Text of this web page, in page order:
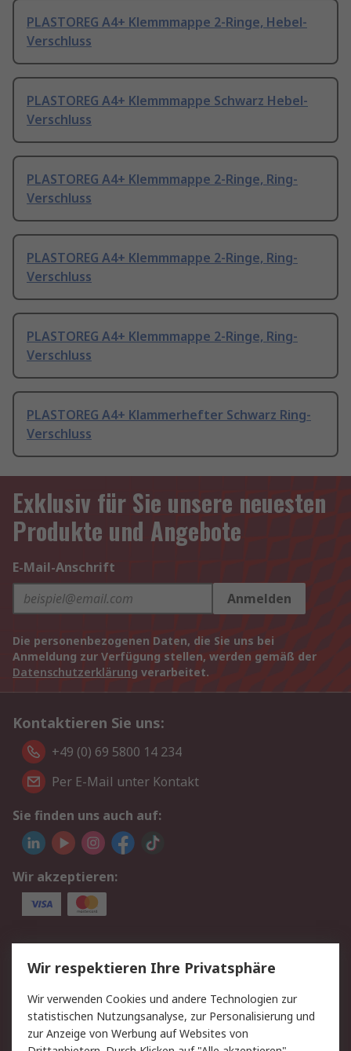
PLASTOREG A4+ Klemmmappe 2-Ringe, Hebel-
Verschluss
PLASTOREG A4+ Klemmmappe Schwarz Hebel-
Verschluss
PLASTOREG A4+ Klemmmappe 2-Ringe, Ring-
Verschluss
PLASTOREG A4+ Klemmmappe 2-Ringe, Ring-
Verschluss
PLASTOREG A4+ Klemmmappe 2-Ringe, Ring-
Verschluss
PLASTOREG A4+ Klammerhefter Schwarz Ring-
Verschluss
Exklusiv für Sie unsere neuesten
Produkte und Angebote
E-Mail-Anschrift
Anmelden
Die personenbezogenen Daten, die Sie uns bei
Anmeldung zur Verfügung stellen, werden gemäß der
Datenschutzerklärung verarbeitet.
Kontaktieren Sie uns:
+49 (0) 69 5800 14 234
Per E-Mail unter Kontakt
Sie finden uns auch auf:
Wir akzeptieren:
Service
Value Added Services
Lieferlösungen
Rücksendungen
Kontakt
Hilfe
Privatkunden
Wir respektieren Ihre Privatsphäre
Wir verwenden Cookies und andere Technologien zur
statistischen Nutzungsanalyse, zur Personalisierung und
zur Anzeige von Werbung auf Websites von